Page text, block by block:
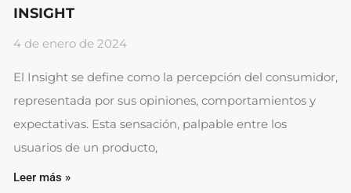
INSIGHT
4 de enero de 2024
El Insight se define como la percepción del consumidor,
representada por sus opiniones, comportamientos y
expectativas. Esta sensación, palpable entre los
usuarios de un producto,
Leer más »